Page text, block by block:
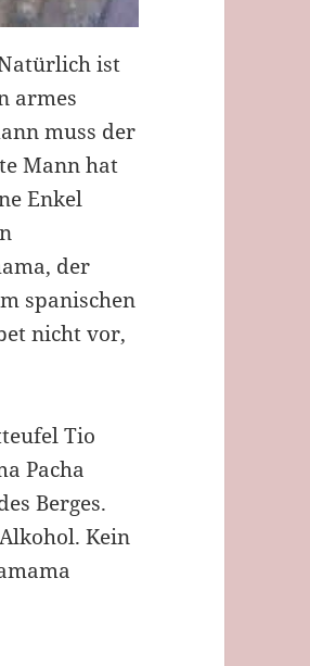
ist
armes
muss der
Mann hat
Enkel
der
spanischen
nicht vor,
Tio
Pacha
Berges.
Kein